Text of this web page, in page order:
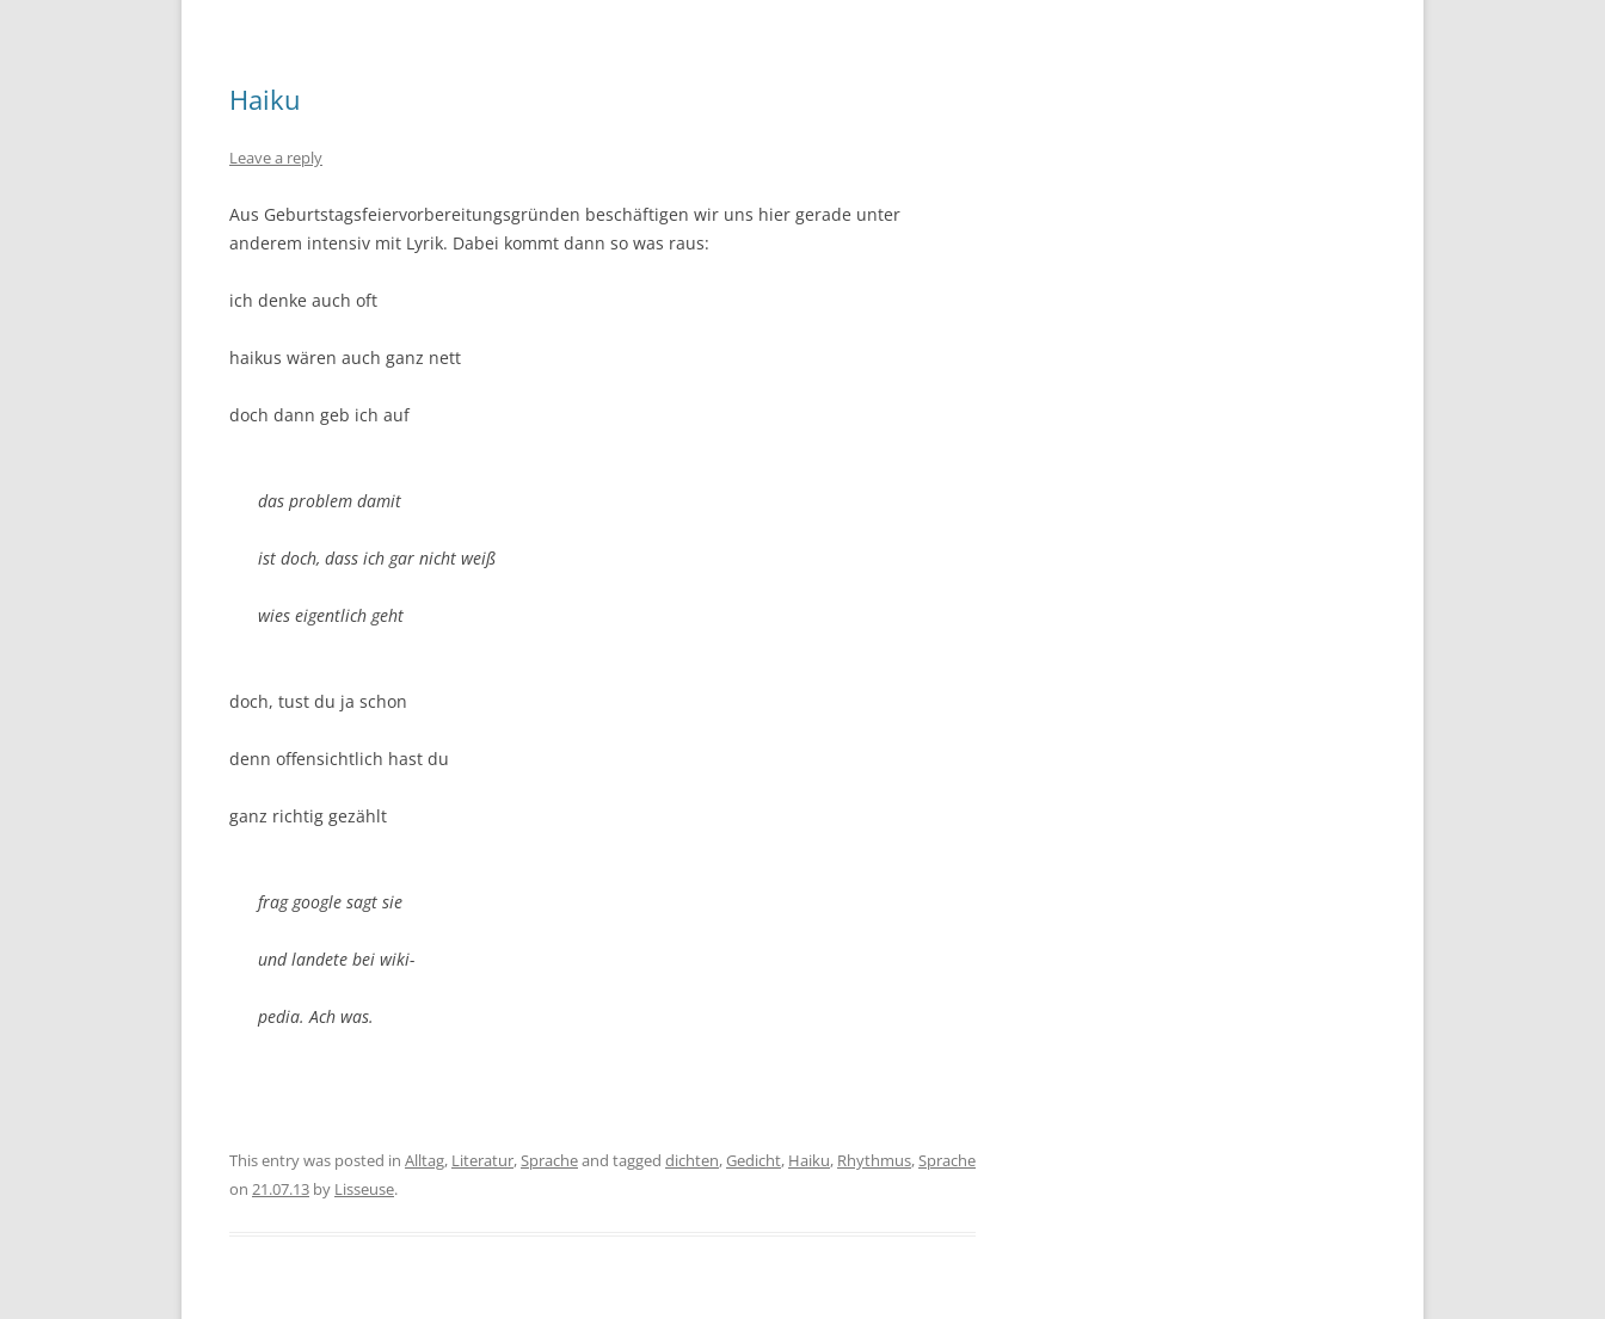
Haiku
Leave a reply
Aus Geburtstagsfeiervorbereitungsgründen beschäftigen wir uns hier gerade unter
anderem intensiv mit Lyrik. Dabei kommt dann so was raus:
ich denke auch oft
haikus wären auch ganz nett
doch dann geb ich auf
das problem damit
ist doch, dass ich gar nicht weiß
wies eigentlich geht
doch, tust du ja schon
denn offensichtlich hast du
ganz richtig gezählt
frag google sagt sie
und landete bei wiki-
pedia. Ach was.
This entry was posted in Alltag, Literatur,Spracheand tagged dichten,Gedicht, Haiku, Rhythmus,Sprache
on 21.07.13 by Lisseuse.